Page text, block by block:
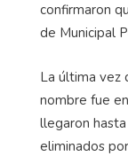
confirmaron
de Municipal
La última vez
nombre fue
llegaron
eliminados